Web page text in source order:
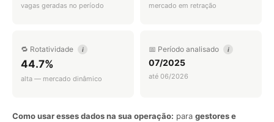
vagas geradas no período mercado em retração
🔁 Rotatividade i
44.7%
alta — mercado dinâmico
📅 Período analisado i
07/2025
até 06/2026
Como usar esses dados na sua operação: para gestores e